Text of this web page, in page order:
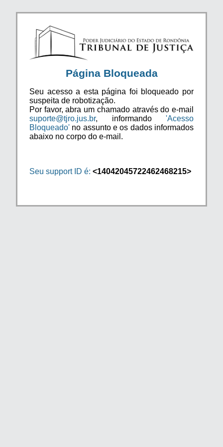
Página Bloqueada
Seu acesso a esta página foi bloqueado por
suspeita de robotização.
Por favor, abra um chamado através do e-mail
suporte@tjro.jus.br, informando 'Acesso
Bloqueado' no assunto e os dados informados
abaixo no corpo do e-mail.
Seu support ID é: <14042045722462468215>